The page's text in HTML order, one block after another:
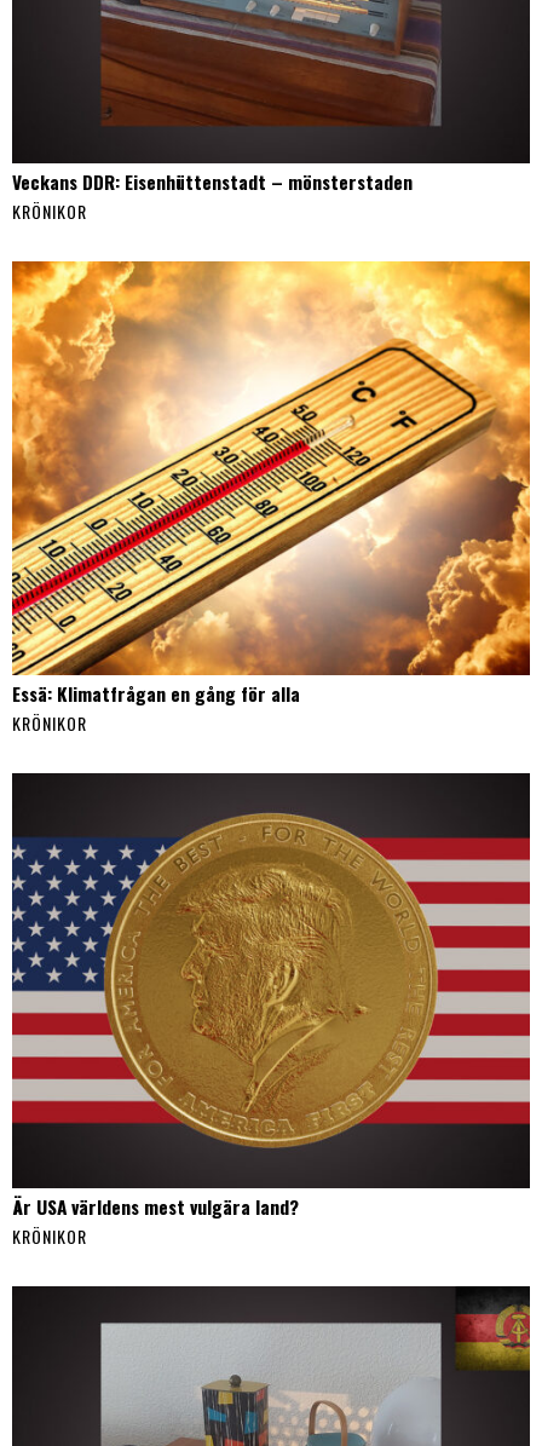
Veckans DDR: Eisenhüttenstadt – mönsterstaden
KRÖNIKOR
Essä: Klimatfrågan en gång för alla
KRÖNIKOR
Är USA världens mest vulgära land?
KRÖNIKOR